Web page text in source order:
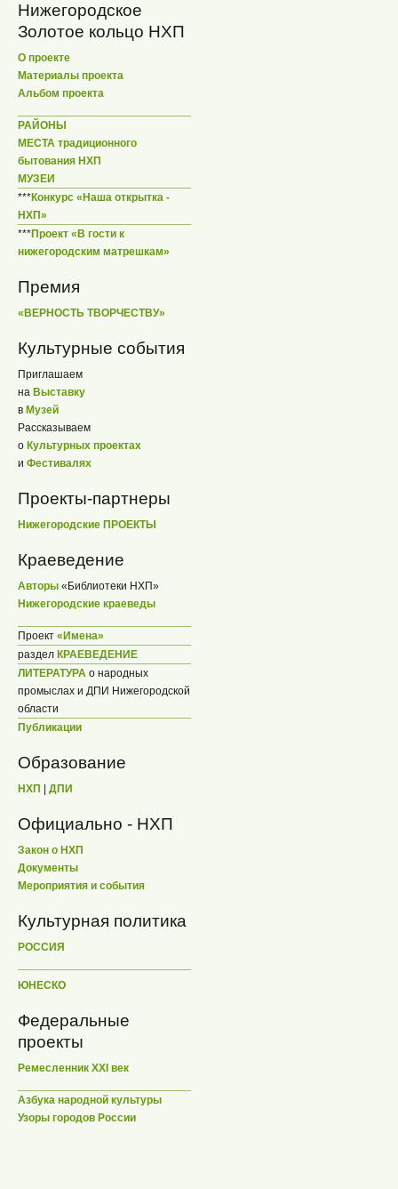
Нижегородское
Золотое кольцо НХП
О проекте
Материалы проекта
Альбом проекта
РАЙОНЫ
МЕСТА традиционного
бытования НХП
МУЗЕИ
***Конкурс «Наша открытка -
НХП»
***Проект «В гости к
нижегородским матрешкам»
Премия
«ВЕРНОСТЬ ТВОРЧЕСТВУ»
Культурные события
Приглашаем
на Выставку
в Музей
Рассказываем
о Культурных проектах
и Фестивалях
Проекты-партнеры
Нижегородские ПРОЕКТЫ
Краеведение
Авторы «Библиотеки НХП»
Нижегородские краеведы
Проект «Имена»
раздел КРАЕВЕДЕНИЕ
ЛИТЕРАТУРА о народных
промыслах и ДПИ Нижегородской
области
Публикации
Образование
НХП ДПИ
Официально - НХП
Закон о НХП
Документы
Мероприятия и события
Культурная политика
РОССИЯ
ЮНЕСКО
Федеральные
проекты
Ремесленник XXI век
Азбука народной культуры
Узоры городов России